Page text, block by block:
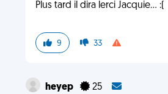
Plus tard il dira lerci Jacquie... :(
9 33
heyep 25